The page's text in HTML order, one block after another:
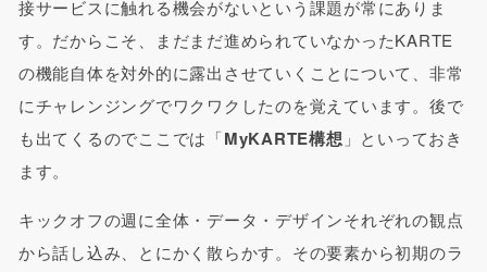
接サービスに触れる機会がないという課題が常にありま
す。だからこそ、まだまだ進められていなかったKARTE
の機能自体を対外的に露出させていくことについて、非常
にチャレンジングでワクワクしたのを覚えています。後で
も出てくるのでここでは「MyKARTE構想 」といっておき
ます。
キックオフの週に全体・データ・デザインそれぞれの観点
から話し込み、とにかく散らかす。その要素から初期のラ